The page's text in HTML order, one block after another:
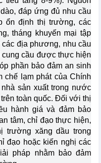
đáp ứng đủ nhu cầu
ổn định thị trường, các
tháng khuyến mại tập
địa phương, nhu cầu
cung cầu được thực hiện
phần bảo đảm an sinh
chế lạm phát của Chính
sản xuất trong nước
toàn quốc. Đối với thị
hành giá và đảm bảo
tâm, chỉ đạo thực hiện,
trường xăng dầu trong
đạo hoặc kiến nghị các
pháp nhằm bảo đảm